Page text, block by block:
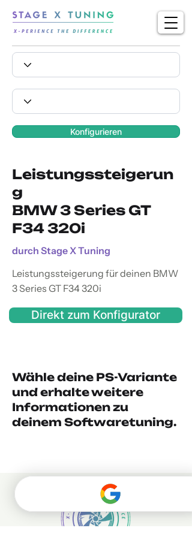
Konfigurieren
Leistungssteigerun
g
BMW 3 Series GT
F34 320i
durch Stage X Tuning
Leistungssteigerung für deinen BMW
3 Series GT F34 320i
Direkt zum Konfigurator
Wähle deine PS-Variante
und erhalte weitere
Informationen zu
deinem Softwaretuning.